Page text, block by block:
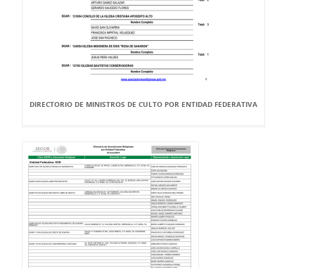
DIRECTORIO DE MINISTROS DE CULTO POR ENTIDAD FEDERATIVA